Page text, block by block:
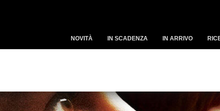
NOVITÀ IN SCADENZA IN ARRIVO